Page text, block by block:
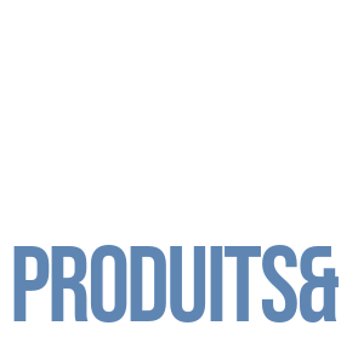
Produits